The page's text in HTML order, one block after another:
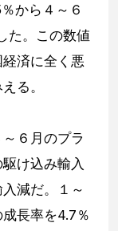
から４～６
た。この数値
済に全く悪
る。
６月のプラ
け込み輸入
減だ。１～
長率を4.7％